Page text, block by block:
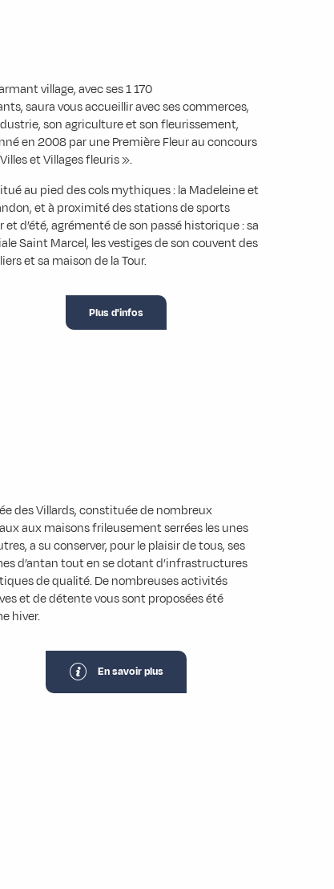
village, avec ses 1 170
saura vous accueillir avec ses commerces,
son agriculture et son fleurissement,
en 2008 par une Première Fleur au concours
et Villages fleuris ».
au pied des cols mythiques : la Madeleine et
et à proximité des stations de sports
et d’été, agrémenté de son passé historique : sa
Saint Marcel, les vestiges de son couvent des
et sa maison de la Tour.
Plus d'infos
des Villards, constituée de nombreux
aux maisons frileusement serrées les unes
a su conserver, pour le plaisir de tous, ses
d’antan tout en se dotant d’infrastructures
de qualité. De nombreuses activités
et de détente vous sont proposées été
hiver.
En savoir plus